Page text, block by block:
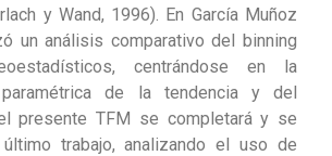
y Wand, 1996). En García Muñoz
un análisis comparativo del binning
centrándose en la
de la tendencia y del
presente TFM se completará y se
trabajo, analizando el uso de